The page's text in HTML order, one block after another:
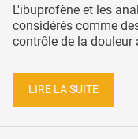
L'ibuprofène et les
considérés comme
contrôle de la douleur
LIRE LA SUITE